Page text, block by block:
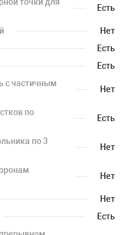
Есть
Нет
Есть
Есть
с частичным
Нет
по
Есть
по 3
Нет
Нет
Нет
Есть